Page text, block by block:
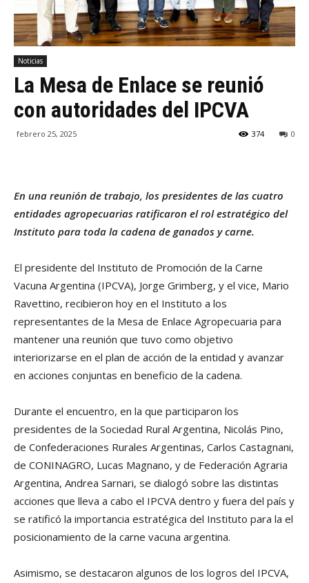
Noticias
La Mesa de Enlace se reunió
con autoridades del IPCVA
febrero 25, 2025 0
374
En una reunión de trabajo, los presidentes de las cuatro
entidades agropecuarias ratificaron el rol estratégico del
Instituto para toda la cadena de ganados y carne.
El presidente del Instituto de Promoción de la Carne
Vacuna Argentina (IPCVA), Jorge Grimberg, y el vice, Mario
Ravettino, recibieron hoy en el Instituto a los
representantes de la Mesa de Enlace Agropecuaria para
mantener una reunión que tuvo como objetivo
interiorizarse en el plan de acción de la entidad y avanzar
en acciones conjuntas en beneficio de la cadena.
Durante el encuentro, en la que participaron los
presidentes de la Sociedad Rural Argentina, Nicolás Pino,
de Confederaciones Rurales Argentinas, Carlos Castagnani,
de CONINAGRO, Lucas Magnano, y de Federación Agraria
Argentina, Andrea Sarnari, se dialogó sobre las distintas
acciones que lleva a cabo el IPCVA dentro y fuera del país y
se ratificó la importancia estratégica del Instituto para la el
posicionamiento de la carne vacuna argentina.
Asimismo, se destacaron algunos de los logros del IPCVA,